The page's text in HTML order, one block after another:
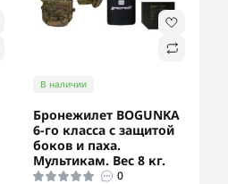
В наличии
Бронежилет BOGUNKA
6-го класса с защитой
боков и паха.
Мультикам. Вес 8 кг.
0